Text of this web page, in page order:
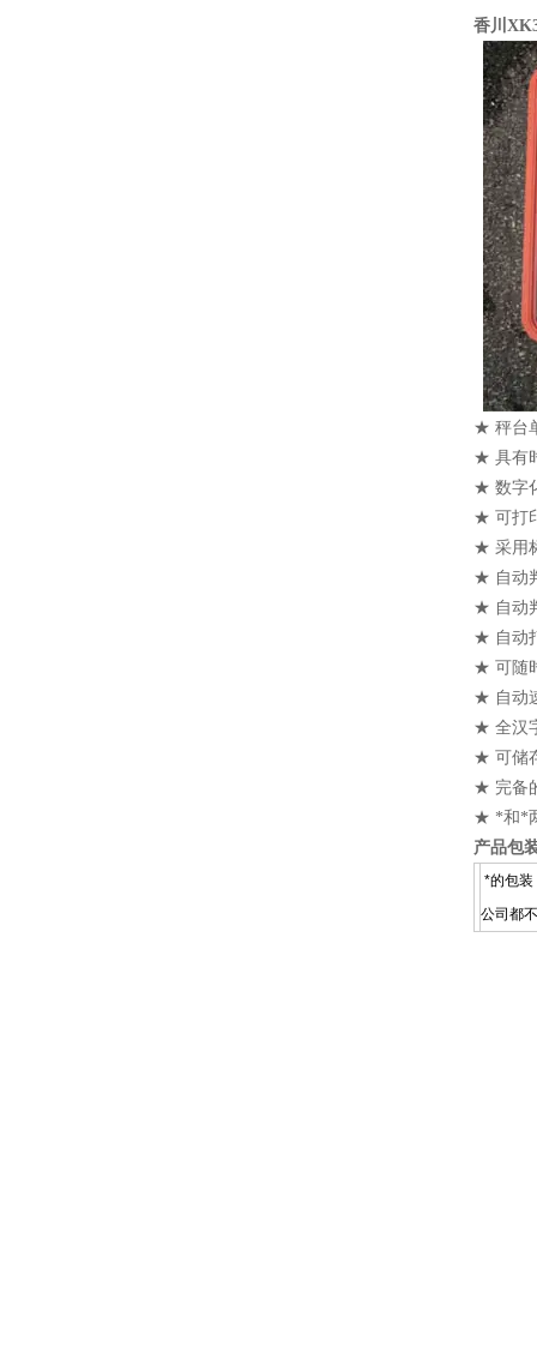
香川
★ 秤台
★ 具有
★ 数字
★ 可打
★ 采用
★ 自动
★ 自动
★ 自动
★ 可随
★ 自动
★ 全汉
★ 可储
★ 完备
★ *和*
产品包
*的包装
公司都